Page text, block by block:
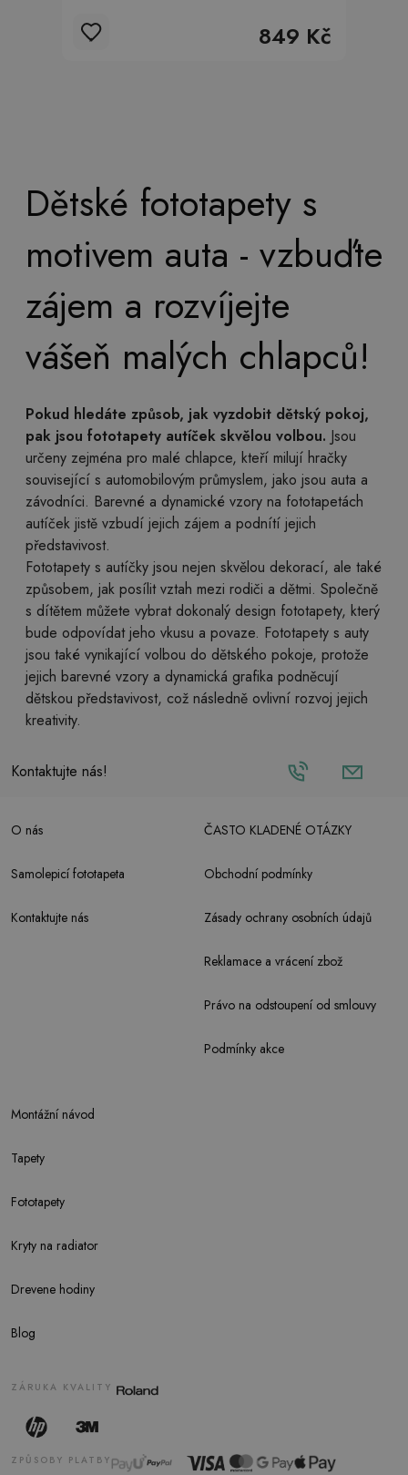
849 Kč
Dětské fototapety s
motivem auta - vzbuďte
zájem a rozvíjejte
vášeň malých chlapců!
Pokud hledáte způsob, jak vyzdobit dětský pokoj,
pak jsou fototapety autíček skvělou volbou. Jsou
určeny zejména pro malé chlapce, kteří milují hračky
související s automobilovým průmyslem, jako jsou auta a
závodníci. Barevné a dynamické vzory na fototapetách
autíček jistě vzbudí jejich zájem a podnítí jejich
představivost.
Fototapety s autíčky jsou nejen skvělou dekorací, ale také
způsobem, jak posílit vztah mezi rodiči a dětmi. Společně
s dítětem můžete vybrat dokonalý design fototapety, který
bude odpovídat jeho vkusu a povaze. Fototapety s auty
jsou také vynikající volbou do dětského pokoje, protože
jejich barevné vzory a dynamická grafika podněcují
dětskou představivost, což následně ovlivní rozvoj jejich
kreativity.
Kontaktujte nás!
O nás
Samolepicí fototapeta
Kontaktujte nás
Montážní návod
Tapety
Fototapety
Kryty na radiator
Drevene hodiny
Blog
ČASTO KLADENÉ OTÁZKY
Obchodní podmínky
Zásady ochrany osobních údajů
Reklamace a vrácení zbož
Právo na odstoupení od smlouvy
Podmínky akce
ZÁRUKA KVALITY
ZPŮSOBY PLATBY